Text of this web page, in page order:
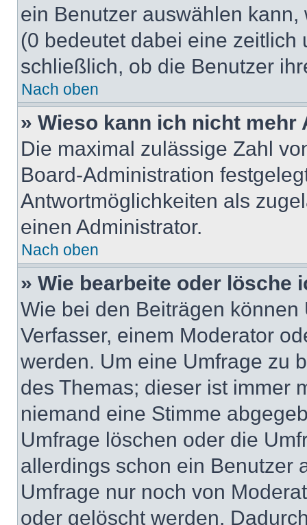
ein Benutzer auswählen
(0 bedeutet dabei eine
schließlich, ob die Benutzer
Nach oben
» Wieso kann ich nicht
Die maximal zulässige Zahl
Board-Administration
Antwortmöglichkeiten als
einen Administrator.
Nach oben
» Wie bearbeite oder lösche
Wie bei den Beiträgen
Verfasser, einem Moderator
werden. Um eine Umfrage zu
des Themas; dieser ist immer
niemand eine Stimme
Umfrage löschen oder die
allerdings schon ein Benutzer
Umfrage nur noch von
oder gelöscht werden.